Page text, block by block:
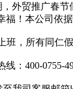
外贸推广春节
！本公司依
班，所有同仁
：400-0755-